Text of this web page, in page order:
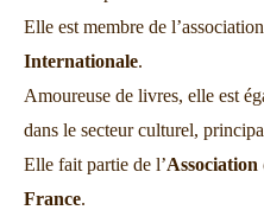
Elle est membre de l’association
Internationale.
Amoureuse de livres, elle est
dans le secteur culturel,
Elle fait partie de l’
France.